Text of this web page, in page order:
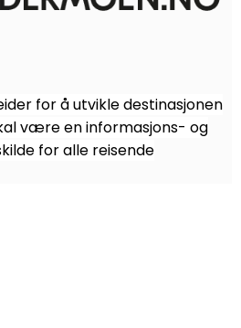
for å utvikle destinasjonen
være en informasjons- og
for alle reisende